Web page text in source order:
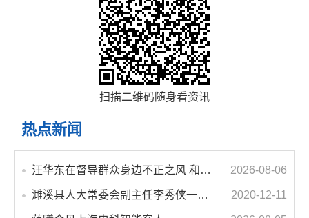
扫描二维码随身看资讯
热点新闻
汪华东在督导群众身边不正之风 和腐败问题集中整治工作时强调 以更高标准更实举措纵深推进集中整治 不断增强人民群众获得感幸福感安全感 2026-08-06
濉溪县人大常委会副主任李秀侠一行调研城乡客运一体化和治超工作 2020-12-11